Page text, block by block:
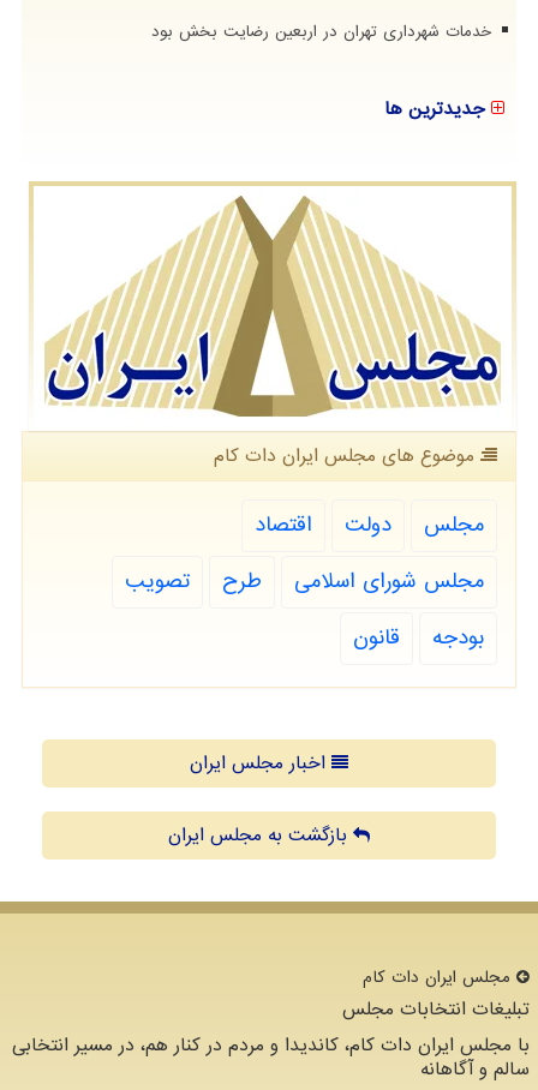
خدمات شهرداری تهران در اربعین رضایت بخش بود
جدیدترین ها
موضوع های مجلس ایران دات كام
مجلس دولت
اقتصاد
مجلس شورای اسلامی
طرح
تصویب
بودجه
قانون
اخبار مجلس ایران
بازگشت به مجلس ایران
مجلس ایران دات كام
تبلیغات انتخابات مجلس
با مجلس ایران دات کام، کاندیدا و مردم در کنار هم، در مسیر انتخابی
سالم و آگاهانه